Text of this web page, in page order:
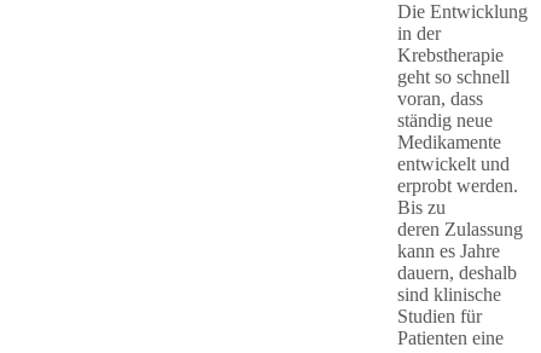
Die Entwicklung
in der
Krebstherapie
geht so schnell
voran, dass
ständig neue
Medikamente
entwickelt und
erprobt werden.
Bis zu
deren Zulassung
kann es Jahre
dauern, deshalb
sind klinische
Studien für
Patienten eine